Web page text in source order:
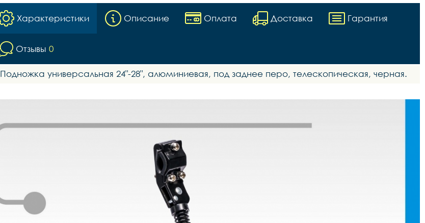
Характеристики Описание Оплата Доставка Гарантия
Отзывы 0
Подножка универсальная 24"-28", алюминиевая, под заднее перо, телескопическая, черная.